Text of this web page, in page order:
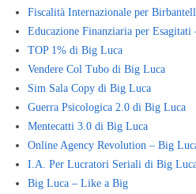
Fiscalità Internazionale per
Educazione Finanziaria per
TOP 1% di Big Luca
Vendere Col Tubo di Big Luca
Sim Sala Copy di Big Luca
Guerra Psicologica 2.0 di Big Luca
Mentecatti 3.0 di Big Luca
Online Agency Revolution – Big
I.A. Per Lucratori Seriali di Big
Big Luca – Like a Big